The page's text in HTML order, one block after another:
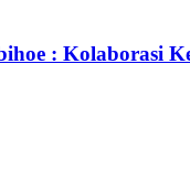
: Kolaborasi